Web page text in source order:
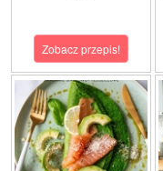
Zobacz przepis!